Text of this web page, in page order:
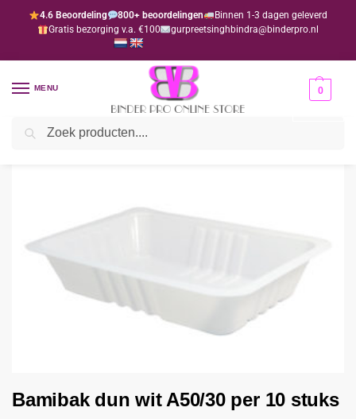
4.6 Beoordeling 800+ beoordelingen
Binnen 1-3 dagen geleverd
Gratis bezorging v.a. €100
gurpreetsinghbindra@binderpro.nl
MENU 0
Home Disposables / Disposables wit
Bamibak dun wit A50/30 per 10 stuks